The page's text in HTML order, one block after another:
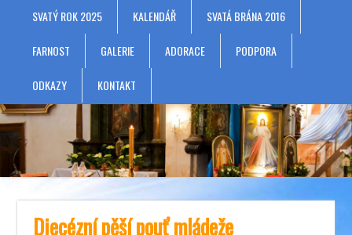
SVATÝ ROK 2025 KALENDÁŘ SVATÁ BRÁNA 2016
FARNOST GALERIE ADORACE PODPORA
ODKAZY KONTAKT
Diecézní pěší pouť mládeže